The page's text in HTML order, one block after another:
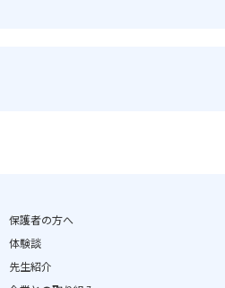
保護者の方へ
体験談
先生紹介